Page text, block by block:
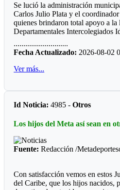
El que no tiene respaldo, de
administración, es José Vicente
actualmente es el administrador
Juegos Nacionales. Le van a pasar
Se lució la administración
Carlos Julio Plata y el
quienes brindaron total apoyo a la
Departamentales Intercolegiados
El equipo administrativo y
detalle para que la programación
letra. Desde ya la Alcaldía de
de los escenarios que requiere
Juvenil masculino: José María
Juvenil femenino: Juan Rozo
............................
Fecha Actualizado: 2026-08-02
Ver más...
Id Noticia: 4985 -Otros
Los hijos del Meta así sean en
Fuente: Redacción /
Con satisfacción vemos en estos
del Caribe, que los hijos nacidos,